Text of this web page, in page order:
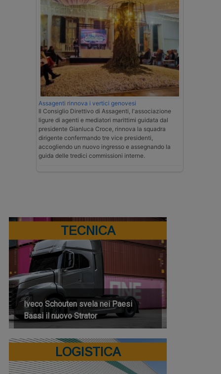
Assagenti rinnova i vertici genovesi
Il Consiglio Direttivo di Assagenti, l'associazione
ligure di agenti e mediatori marittimi guidata dal
presidente Gianluca Croce, rinnova la squadra
dirigente confermando tre vice presidenti,
accogliendo un nuovo ingresso e assegnando la
guida delle tredici commissioni interne.
TECNICA
Iveco Schouten svela nei Paesi
Bassi il nuovo Strator
LOGISTICA